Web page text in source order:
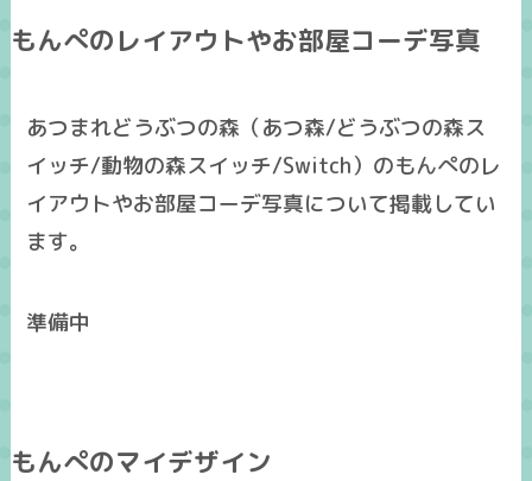
もんぺのレイアウトやお部屋コーデ写真
あつまれどうぶつの森（あつ森/どうぶつの森ス
イッチ/動物の森スイッチ/Switch）のもんぺのレ
イアウトやお部屋コーデ写真について掲載してい
ます。
準備中
もんぺのマイデザイン